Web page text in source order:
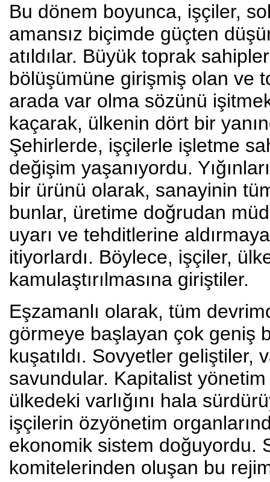
Bu dönem boyunca, işçiler,
amansız biçimde güçten
atıldılar. Büyük toprak
bölüşümüne girişmiş olan ve
arada var olma sözünü
kaçarak, ülkenin dört bir
Şehirlerde, işçilerle işletme
değişim yaşanıyordu.
bir ürünü olarak, sanayinin
bunlar, üretime doğrudan
uyarı ve tehditlerine
itiyorlardı. Böylece, işçiler,
kamulaştırılmasına giriştiler.
Eşzamanlı olarak, tüm
görmeye başlayan çok geniş
kuşatıldı. Sovyetler geliştiler,
savundular. Kapitalist
ülkedeki varlığını hala
işçilerin özyönetim
ekonomik sistem doğuyordu.
komitelerinden oluşan bu